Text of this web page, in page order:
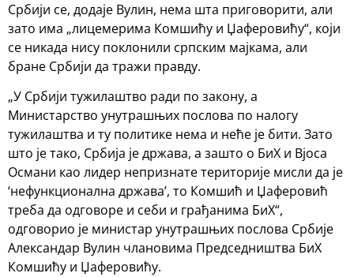
Србији се, додаје Вулин, нема шта приговорити, али
зато има „лицемерима Комшићу и Џаферовићу“, који
се никада нису поклонили српским мајкама, али
бране Србији да тражи правду.
„У Србији тужилаштво ради по закону, а
Министарство унутрашњих послова по налогу
тужилаштва и ту политике нема и неће је бити. Зато
што је тако, Србија је држава, а зашто о БиХ и Вјоса
Османи као лидер непризнате територије мисли да је
‘нефункционална држава’, то Комшић и Џаферовић
треба да одговоре и себи и грађанима БиХ“,
одговорио је министар унутрашњих послова Србије
Александар Вулин члановима Председништва БиХ
Комшићу и Џаферовићу.